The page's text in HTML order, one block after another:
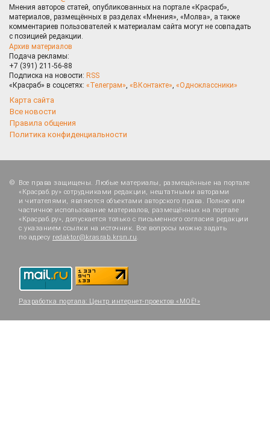
Мнения авторов статей, опубликованных на портале «Красраб»,
материалов, размещённых в разделах «Мнения», «Молва», а также
комментариев пользователей к материалам сайта могут не совпадать
с позицией редакции.
Архив материалов
Подача рекламы:
+7 (391) 211-56-88
Подписка на новости: RSS
«Красраб» в соцсетях: «Телеграм», «ВКонтакте», «Одноклассники»
Карта сайта
Все новости
Правила общения
Политика конфиденциальности
Все права защищены. Любые материалы, размещённые на портале
«Красраб.ру» сотрудниками редакции, нештатными авторами
и читателями, являются объектами авторского права. Полное или
частичное использование материалов, размещённых на портале
«Красраб.ру», допускается только с письменного согласия редакции
с указанием ссылки на источник. Все вопросы можно задать
по адресу redaktor@krasrab.krsn.ru.
Разработка портала: Центр интернет-проектов «МОЁ!»